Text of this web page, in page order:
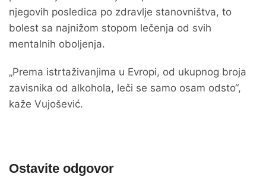
njegovih posledica po zdravlje stanovništva, to
bolest sa najnižom stopom lečenja od svih
mentalnih oboljenja.
„Prema istrtaživanjima u Evropi, od ukupnog broja
zavisnika od alkohola, leči se samo osam odsto“,
kaže Vujošević.
Ostavite odgovor